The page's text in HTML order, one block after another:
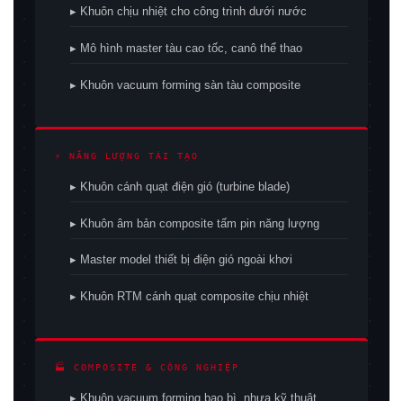
▸ Khuôn chịu nhiệt cho công trình dưới nước
▸ Mô hình master tàu cao tốc, canô thể thao
▸ Khuôn vacuum forming sàn tàu composite
⚡ NĂNG LƯỢNG TÁI TẠO
▸ Khuôn cánh quạt điện gió (turbine blade)
▸ Khuôn âm bản composite tấm pin năng lượng
▸ Master model thiết bị điện gió ngoài khơi
▸ Khuôn RTM cánh quạt composite chịu nhiệt
🏭 COMPOSITE & CÔNG NGHIỆP
▸ Khuôn vacuum forming bao bì, nhựa kỹ thuật